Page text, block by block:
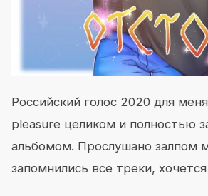
Российский голос 2020 для
pleasure целиком и полностью
альбомом. Прослушано залпом
запомнились все треки,